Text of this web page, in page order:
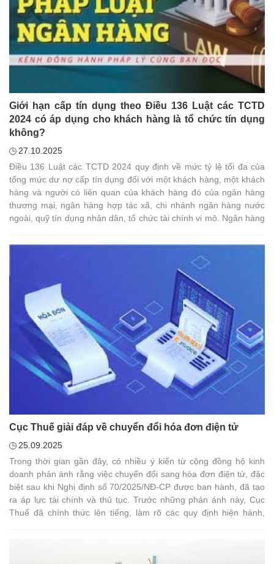
Giới hạn cấp tín dụng theo Điều 136 Luật các TCTD
2024 có áp dụng cho khách hàng là tổ chức tín dụng
không?
27.10.2025
Điều 136 Luật các TCTD 2024 quy định về mức tỷ lệ tối đa của
tổng mức dư nợ cấp tín dụng đối với một khách hàng, một khách
hàng và người có liên quan của khách hàng đó của ngân hàng
thương mại, ngân hàng hợp tác xã, chi nhánh ngân hàng nước
ngoài, quỹ tín dụng nhân dân, tổ chức tài chính vi mô. Ngân hàng
chức tín dụng trong hoạt động cho vay, gửi tiền trên thị trường
Cục Thuế giải đáp về chuyển đổi hóa đơn điện tử
25.09.2025
Trong thời gian gần đây, có nhiều ý kiến từ cộng đồng hộ kinh
doanh phản ánh rằng việc chuyển đổi sang hóa đơn điện tử, đặc
biệt sau khi Nghị định số 70/2025/NĐ-CP được ban hành, đã tạo
ra áp lực tài chính và thủ tục. Trước những phản ánh này, Cục
Thuế đã chính thức lên tiếng, làm rõ các quy định hiện hành,